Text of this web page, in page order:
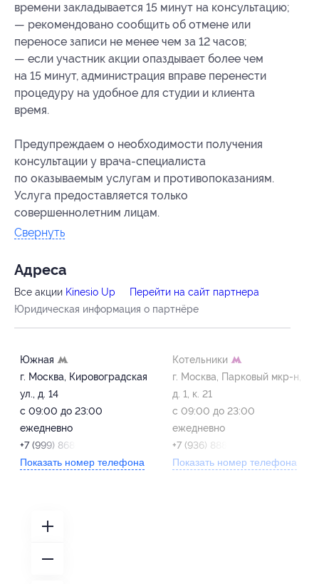
времени закладывается 15 минут на консультацию;
— рекомендовано сообщить об отмене или
переносе записи не менее чем за 12 часов;
— если участник акции опаздывает более чем
на 15 минут, администрация вправе перенести
процедуру на удобное для студии и клиента
время.
Предупреждаем о необходимости получения
консультации у врача-специалиста
по оказываемым услугам и противопоказаниям.
Услуга предоставляется только
совершеннолетним лицам.
Свернуть
Адресa
Все акции Kinesio Up
Перейти на сайт партнера
Юридическая информация о партнёре
Южная
г. Москва, Кировоградская
ул., д. 14
с 09:00 до 23:00
ежедневно
+7 (999) 868-55-65
Показать номер телефона
Котельники
г. Москва, Парковый мкр-н,
д. 1, к. 21
с 09:00 до 23:00
ежедневно
+7 (936) 888-51-62
Показать номер телефона